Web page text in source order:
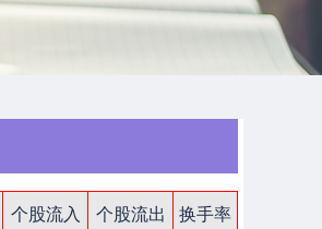
个股流入 个股流出
换手率